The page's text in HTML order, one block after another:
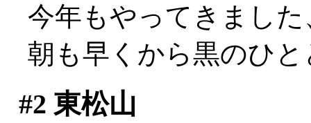
今年もやってきまし
朝も早くから黒のひ
#2 東松山